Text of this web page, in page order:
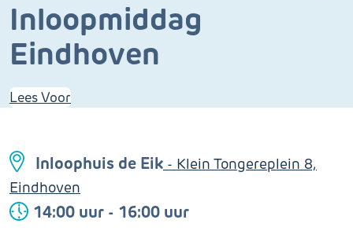
Inloopmiddag
Eindhoven
Lees Voor
Inloophuis de Eik - Klein Tongereplein 8,
Eindhoven
14:00 uur - 16:00 uur